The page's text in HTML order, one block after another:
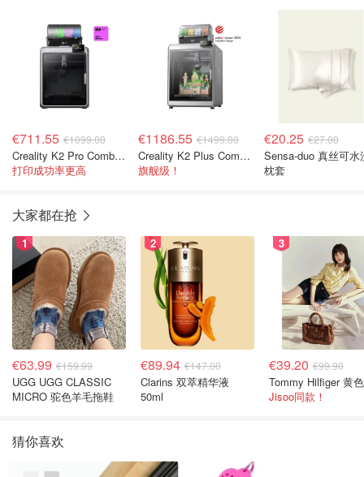
€711.55 €1099.00
Creality K2 Pro Combo 3D打印机 16色
打印成功率更高
€1186.55 €1499.00
Creality K2 Plus Combo 多色3D打印机
旗舰级！
€20.25 €27.00
Sensa-duo 真丝可水
枕套
大家都在抢
1
€63.99 €159.99
UGG UGG CLASSIC
MICRO 驼色羊毛拖鞋
2
€89.94 €147.00
Clarins 双萃精华液
50ml
3
€39.20 €99.90
Jisoo同款！
猜你喜欢